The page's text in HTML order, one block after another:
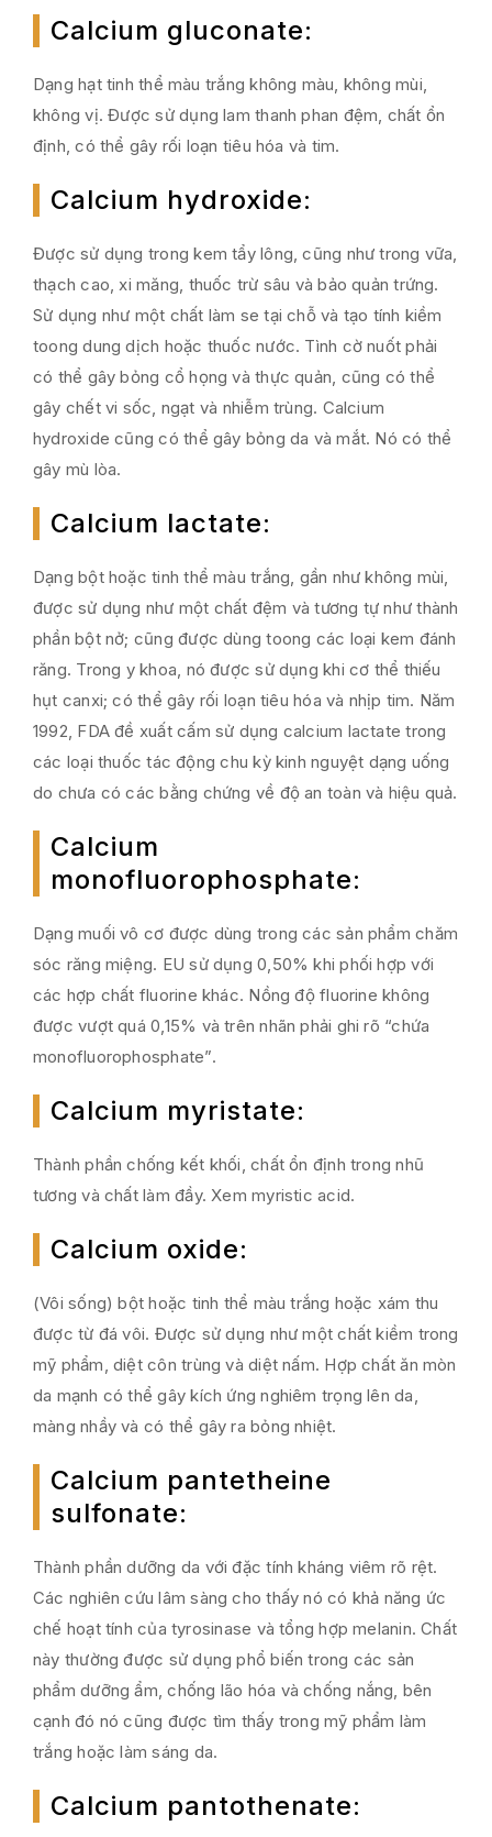
Calcium gluconate:
Dạng hạt tinh thể màu trắng không màu, không mùi,
không vị. Được sử dụng lam thanh phan đệm, chất ổn
định, có thể gây rối loạn tiêu hóa và tim.
Calcium hydroxide:
Được sử dụng trong kem tẩy lông, cũng như trong vữa,
thạch cao, xi măng, thuốc trừ sâu và bảo quản trứng.
Sử dụng như một chất làm se tại chỗ và tạo tính kiềm
toong dung dịch hoặc thuốc nước. Tình cờ nuốt phải
có thể gây bỏng cổ họng và thực quản, cũng có thể
gây chết vi sốc, ngạt và nhiễm trùng. Calcium
hydroxide cũng có thể gây bỏng da và mắt. Nó có thể
gây mù lòa.
Calcium lactate:
Dạng bột hoặc tinh thể màu trắng, gần như không mùi,
được sử dụng như một chất đệm và tương tự như thành
phần bột nở; cũng được dùng toong các loại kem đánh
răng. Trong y khoa, nó được sử dụng khi cơ thể thiếu
hụt canxi; có thể gây rối loạn tiêu hóa và nhịp tim. Năm
1992, FDA đề xuất cấm sử dụng calcium lactate trong
các loại thuốc tác động chu kỳ kinh nguyệt dạng uống
do chưa có các bằng chứng về độ an toàn và hiệu quả.
Calcium
monofluorophosphate:
Dạng muối vô cơ được dùng trong các sản phẩm chăm
sóc răng miệng. EU sử dụng 0,50% khi phối hợp với
các hợp chất fluorine khác. Nồng độ fluorine không
được vượt quá 0,15% và trên nhãn phải ghi rõ “chứa
monofluorophosphate”.
Calcium myristate:
Thành phần chống kết khối, chất ổn định trong nhũ
tương và chất làm đầy. Xem myristic acid.
Calcium oxide:
(Vôi sống) bột hoặc tinh thể màu trắng hoặc xám thu
được từ đá vôi. Được sử dụng như một chất kiềm trong
mỹ phẩm, diệt côn trùng và diệt nấm. Hợp chất ăn mòn
da mạnh có thể gây kích ứng nghiêm trọng lên da,
màng nhầy và có thể gây ra bỏng nhiệt.
Calcium pantetheine
sulfonate:
Thành phần dưỡng da với đặc tính kháng viêm rõ rệt.
Các nghiên cứu lâm sàng cho thấy nó có khả năng ức
chế hoạt tính của tyrosinase và tổng hợp melanin. Chất
này thường được sử dụng phổ biến trong các sản
phẩm dưỡng ẩm, chống lão hóa và chống nắng, bên
cạnh đó nó cũng được tìm thấy trong mỹ phẩm làm
trắng hoặc làm sáng da.
Calcium pantothenate: